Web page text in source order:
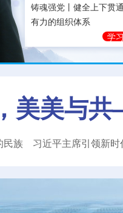
铸魂强党丨健全上下贯
有力的组织体系
学
美美与
民族 习近平主席引领新